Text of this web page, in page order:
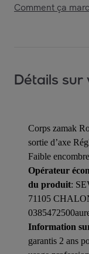
Comment ça
Détails
Corps zamak
sortie d’axe
Faible
Opérateur
du produit:
71105
Information
garantis 2 ans